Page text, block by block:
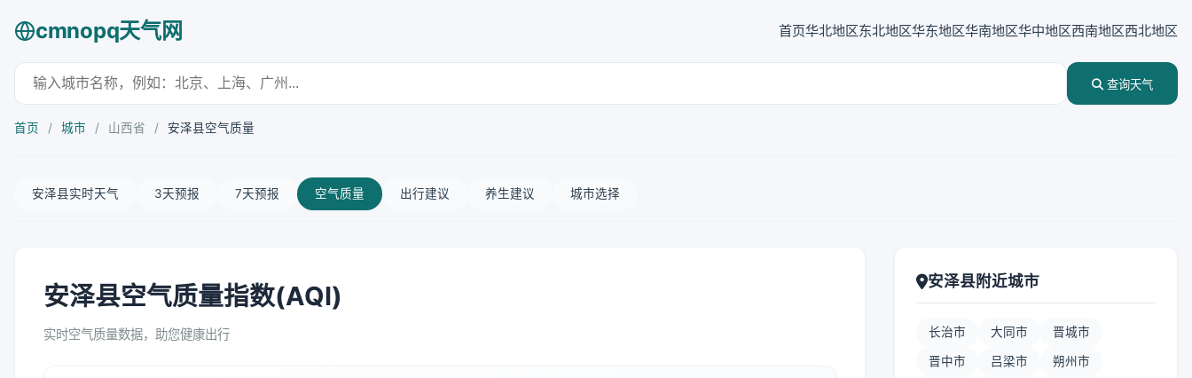
cmnopq天气网 首页华北地区东北地区华东地区华南地区华中地区西南地区西北地区
查询天气
首页 / 城市 / 山西省 / 安泽县空气质量
安泽县实时天气 3天预报 7天预报 空气质量 出行建议 养生建议 城市选择
安泽县空气质量指数(AQI)
实时空气质量数据，助您健康出行
安泽县附近城市
长治市 大同市 晋城市
晋中市 吕梁市 朔州市